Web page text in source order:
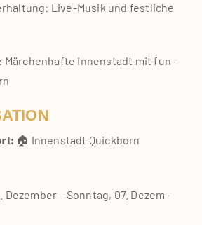
Live-Musik und fest­li­che
Mär­chen­haf­te Innen­stadt mit fun­
🏠 Innen­stadt Quick­born
Dezem­ber – Sonn­tag, 07. Dezem­